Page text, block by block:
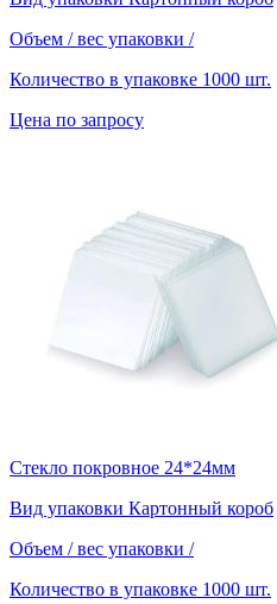
Объем / вес упаковки /
Количество в упаковке 1000 шт.
Цена по запросу
Стекло покровное 24*24мм
Вид упаковки Картонный короб
Объем / вес упаковки /
Количество в упаковке 1000 шт.